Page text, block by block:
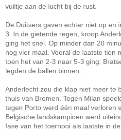
vuiltje aan de lucht bij de rust.
De Duitsers gaven echter niet op en
3. In de gietende regen, kroop
ging het snel. Op minder dan 20
nog vier maal. Vooral de laatste tien
toen het van 2-3 naar 5-3 ging:
legden de ballen binnen.
Anderlecht zou die klap niet meer te
thuis van Bremen. Tegen Milan
tegen Porto werd één maal verloren
Belgische landskampioen werd
fase van het toernooi als laatste in de